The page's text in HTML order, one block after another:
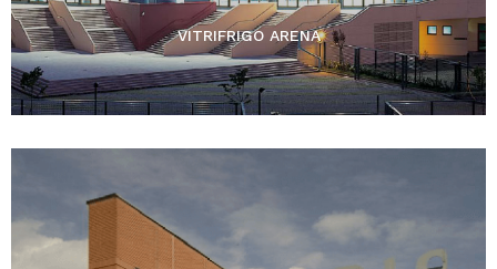
VITRIFRIGO ARENA